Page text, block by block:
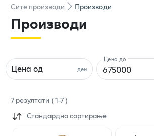
Ситепроизводи Производи
Производи
ден.
Цена од
Цена до
7резултати (1-7)
Стандардно сортирање